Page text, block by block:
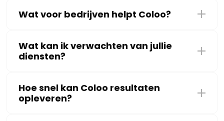
Wat voor bedrijven helpt Coloo?
Wat kan ik verwachten van jullie
diensten?
Hoe snel kan Coloo resultaten
opleveren?